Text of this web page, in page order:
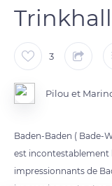
3
Pilou et
Baden-Baden ( Bade-
est incontestablement
impressionnants de